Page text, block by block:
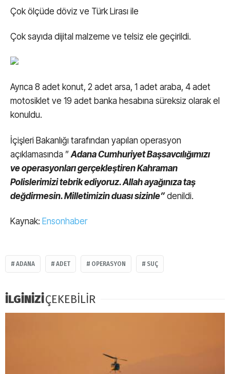
Çok ölçüde döviz ve Türk Lirası ile
Çok sayıda dijital malzeme ve telsiz ele geçirildi.
Ayrıca 8 adet konut, 2 adet arsa, 1 adet araba, 4 adet
motosiklet ve 19 adet banka hesabına süreksiz olarak el
konuldu.
İçişleri Bakanlığı tarafından yapılan operasyon
açıklamasında ” Adana Cumhuriyet Başsavcılığımızı
ve operasyonları gerçekleştiren Kahraman
Polislerimizi tebrik ediyoruz. Allah ayağınıza taş
değdirmesin. Milletimizin duası sizinle”denildi.
Kaynak: Ensonhaber
ADANA ADET OPERASYON SUÇ
İLGİNİZİÇEKEBİLİR